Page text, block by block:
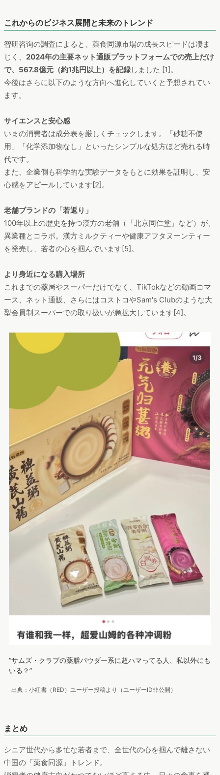
これからのビジネス展開と未来のトレンド
智研咨询の調査によると、薬食同源市場の成長スピードは凄ま
じく、 2024年の主要ネット通販プラットフォームでの売上だけ
で、567.8億元（約1兆円以上）を記録しました [1]。
今後はさらに以下のような方向へ進化していくと予想されてい
ます。
サイエンスと安心感
いまの消費者は成分表を厳しくチェックします。「砂糖不使
用」「化学添加物なし」といったシンプルな処方ほど売れる時
代です。
また、企業側も科学的な実験データをもとに効果を証明し、安
心感をアピールしています[2]。
老舗ブランドの「若返り」
100年以上の歴史を持つ漢方の老舗（「北京同仁堂」など）が、
異業種とコラボ。漢方ミルクティーや健康アフタヌーンティー
を発売し、若者の心を掴んでいます[5]。
より身近になる購入場所
これまでの薬局やスーパーだけでなく、TikTokなどの動画コマ
ース、ネット通販、さらにはコストコやSam's Clubのような大
型会員制スーパーでの取り扱いが急拡大しています[4]。
“サムズ・クラブの薬膳パウダー系に超ハマってる人、私以外にも
いる？”
出典：小紅書（RED）ユーザー投稿より（ユーザーID非公開）
まとめ
シニア世代から多忙な若者まで、全世代の心を掴んで離さない
中国の「薬食同源」トレンド。